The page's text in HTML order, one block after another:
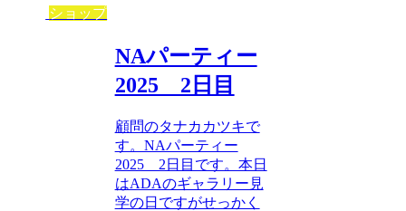
ショップ
NAパーティー
2025 2日目
顧問のタナカカツキで
す。NAパーティー
2025 2日目です。本日
はADAのギャラリー見
学の日ですがせっかく